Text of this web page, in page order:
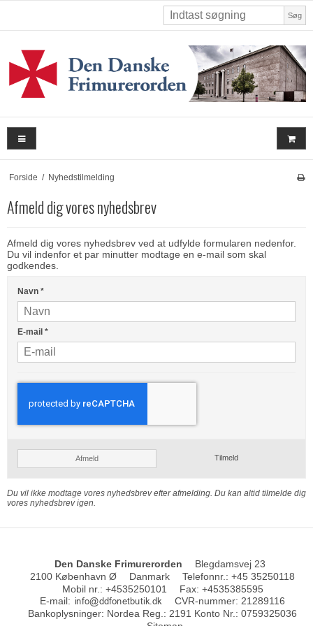
Søg
Forside / Nyhedstilmelding
Afmeld dig vores nyhedsbrev
Afmeld dig vores nyhedsbrev ved at udfylde formularen nedenfor.
Du vil indenfor et par minutter modtage en e-mail som skal
godkendes.
Navn *
E-mail *
Afmeld Tilmeld
Du vil ikke modtage vores nyhedsbrev efter afmelding. Du kan altid tilmelde dig
vores nyhedsbrev igen.
Den Danske Frimurerorden
Blegdamsvej 23
2100 København Ø
Danmark Telefonnr. : +45 35250118
Mobil nr. : +4535250101 Fax: +4535385595
E-mail: CVR-nummer: 21289116
Bankoplysninger: Nordea Reg.: 2191 Konto Nr.: 0759325036